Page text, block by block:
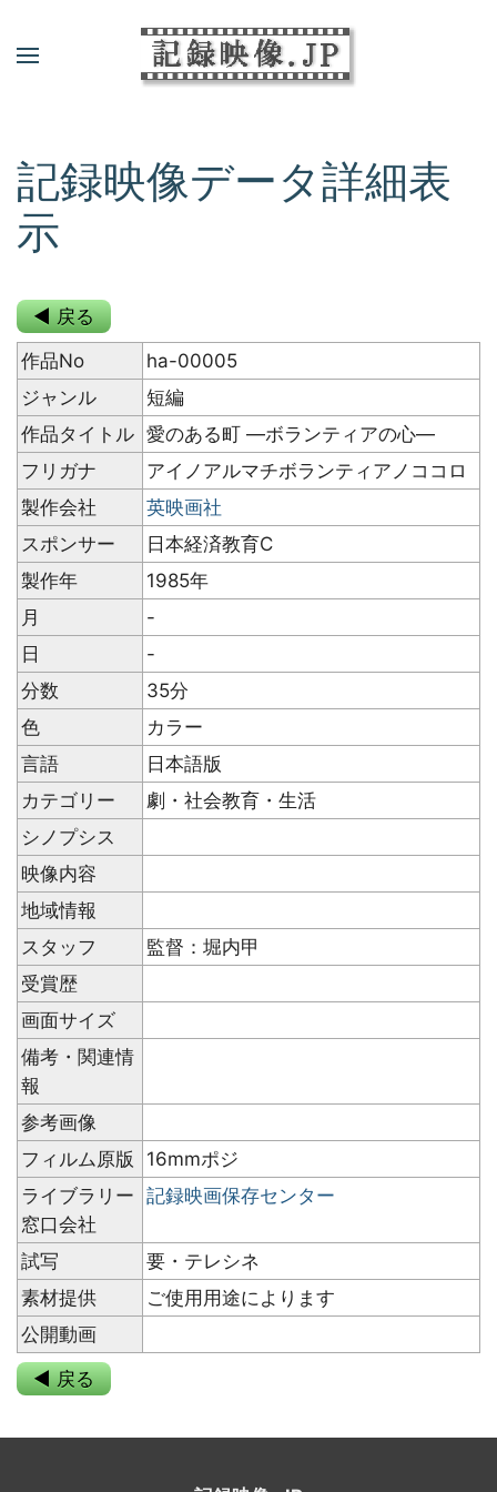
記録映像データ詳細表
示
◀ 戻る
作品No
ha-00005
ジャンル
短編
作品タイトル 愛のある町 ―ボランティアの心―
フリガナ
アイノアルマチボランティアノココロ
製作会社
英映画社
スポンサー
日本経済教育C
製作年
1985年
月
-
日
-
分数
35分
色
カラー
言語
日本語版
カテゴリー
劇・社会教育・生活
シノプシス
映像内容
地域情報
スタッフ
監督：堀内甲
受賞歴
画面サイズ
備考・関連情
報
参考画像
フィルム原版
16mmポジ
ライブラリー
窓口会社
記録映画保存センター
試写
要・テレシネ
素材提供
ご使用用途によります
公開動画
◀ 戻る